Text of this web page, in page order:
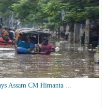
Assam CM Himanta ...